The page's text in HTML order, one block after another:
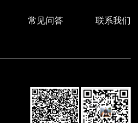
常见问答 联系我们